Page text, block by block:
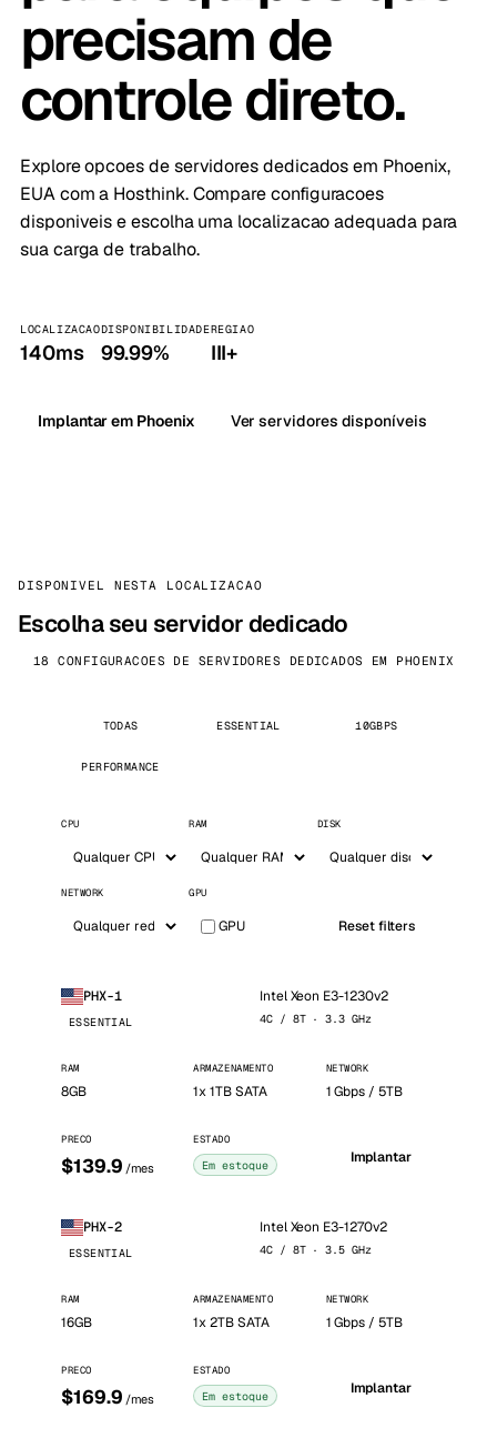
precisam de
controle direto.
Explore opcoes de servidores dedicados em Phoenix,
EUA com a Hosthink. Compare configuracoes
disponiveis e escolha uma localizacao adequada para
sua carga de trabalho.
LOCALIZACAO
140ms
DISPONIBILIDADE
99.99%
REGIAO
III+
Implantar em Phoenix Ver servidores disponíveis
DISPONIVEL NESTA LOCALIZACAO
Escolha seu servidor dedicado
18 CONFIGURACOES DE SERVIDORES DEDICADOS EM PHOENIX
TODAS ESSENTIAL 10GBPS
PERFORMANCE
CPU RAM DISK
NETWORK GPU
GPU Reset filters
PHX-1
ESSENTIAL
Intel Xeon E3-1230v2
4C / 8T · 3.3 GHz
RAM
8GB
ARMAZENAMENTO
1x 1TB SATA
NETWORK
1 Gbps / 5TB
PRECO
$139.9 /mes
ESTADO
Em estoque Implantar
PHX-2
ESSENTIAL
Intel Xeon E3-1270v2
4C / 8T · 3.5 GHz
RAM
16GB
ARMAZENAMENTO
1x 2TB SATA
NETWORK
1 Gbps / 5TB
PRECO
$169.9 /mes
ESTADO
Em estoque Implantar